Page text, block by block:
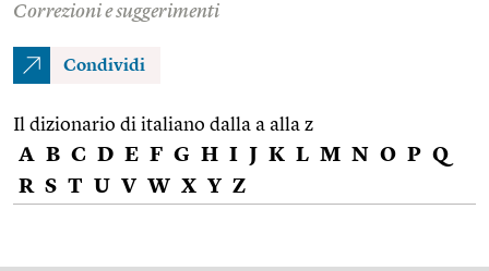
Correzioni e suggerimenti
Condividi
Il dizionario di italiano dalla a alla z
A B C D E F G H I J K L M N O P Q
R S T U V W X Y Z